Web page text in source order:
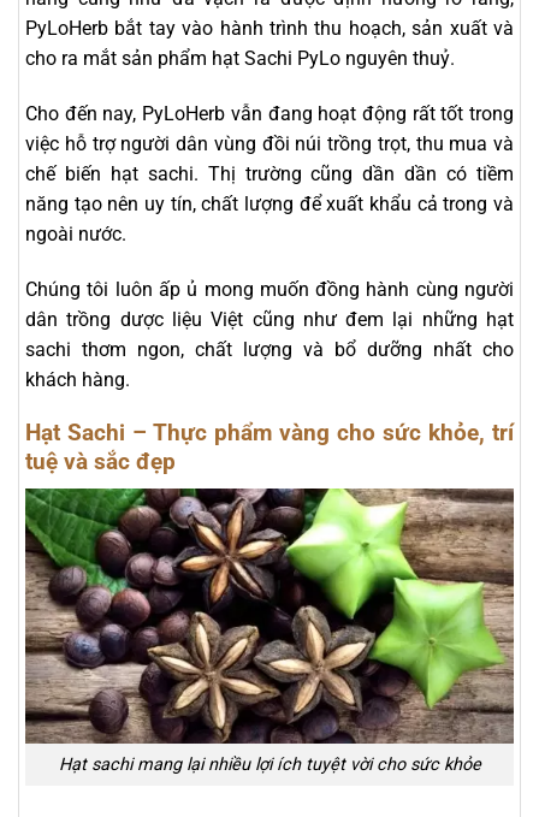
PyLoHerb bắt tay vào hành trình thu hoạch, sản xuất và
cho ra mắt sản phẩm hạt Sachi PyLo nguyên thuỷ.
Cho đến nay, PyLoHerb vẫn đang hoạt động rất tốt trong
việc hỗ trợ người dân vùng đồi núi trồng trọt, thu mua và
chế biến hạt sachi. Thị trường cũng dần dần có tiềm
năng tạo nên uy tín, chất lượng để xuất khẩu cả trong và
ngoài nước.
Chúng tôi luôn ấp ủ mong muốn đồng hành cùng người
dân trồng dược liệu Việt cũng như đem lại những hạt
sachi thơm ngon, chất lượng và bổ dưỡng nhất cho
khách hàng.
Hạt Sachi – Thực phẩm vàng cho sức khỏe, trí
tuệ và sắc đẹp
Hạt sachi mang lại nhiều lợi ích tuyệt vời cho sức khỏe